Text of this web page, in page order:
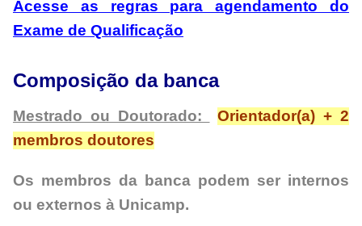
Acesse as regras para agendamento do
Exame de Qualificação
Composição da banca
Mestrado ou Doutorado:
Orientador(a) + 2
membros doutores
Os membros da banca podem ser internos
ou externos à Unicamp.